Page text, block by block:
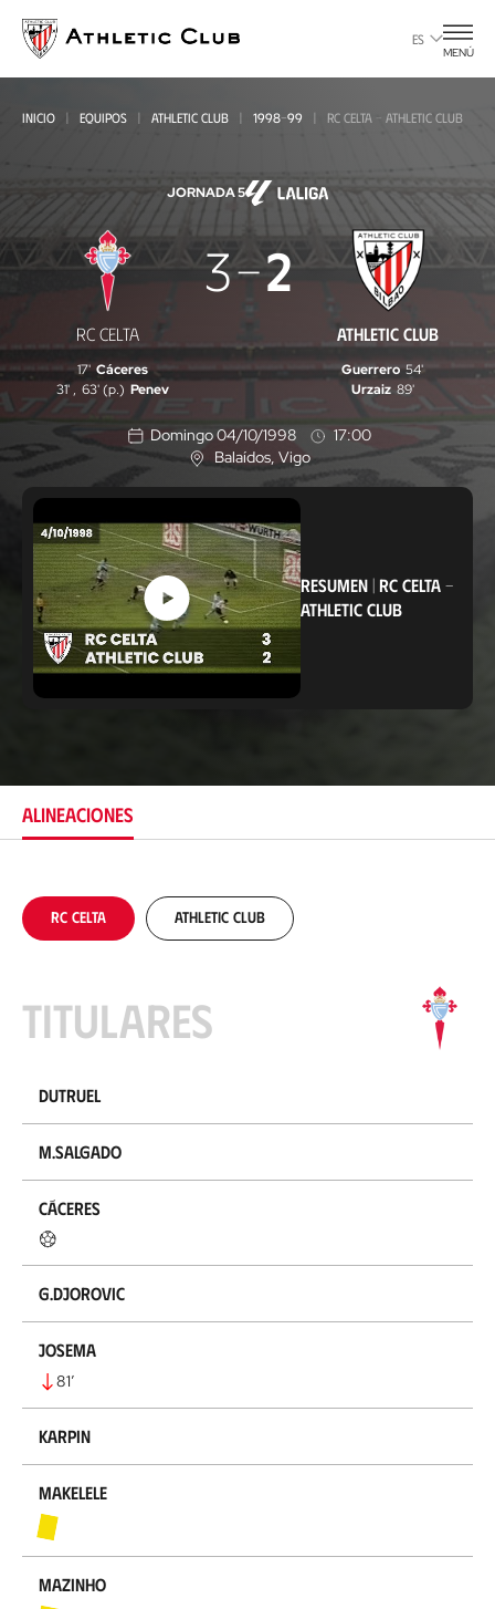
contenido
principal
ES
MENÚ
INICIO EQUIPOS ATHLETIC CLUB 1998-99 RC CELTA - ATHLETIC CLUB
JORNADA 5
RC
Athletic
Club
RC CELTA
3 2
ATHLETIC CLUB
17' Cáceres
31', 63' (p.) Penev
Guerrero 54'
Urzaiz 89'
Domingo 04/10/1998
17:00
U
b
i
c
a
c
i
ó
n
Balaídos, Vigo
RESUMEN |RC CELTA -
ATHLETIC CLUB
ALINEACIONES
RC Celta Athletic Club
Titulares
Dutruel
M.Salgado
Cáceres
G.Djorovic
Josema
81’
Karpin
Makelele
Mazinho